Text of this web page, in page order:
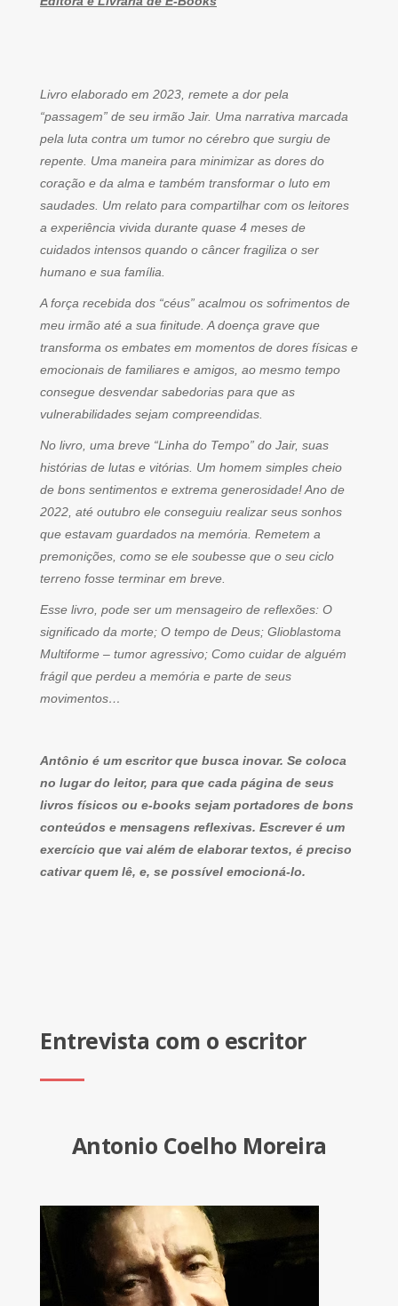
Livro elaborado em 2023, remete a dor pela
“passagem” de seu irmão Jair. Uma narrativa marcada
pela luta contra um tumor no cérebro que surgiu de
repente. Uma maneira para minimizar as dores do
coração e da alma e também transformar o luto em
saudades. Um relato para compartilhar com os leitores
a experiência vivida durante quase 4 meses de
cuidados intensos quando o câncer fragiliza o ser
humano e sua família.
A força recebida dos “céus” acalmou os sofrimentos de
meu irmão até a sua finitude. A doença grave que
transforma os embates em momentos de dores físicas e
emocionais de familiares e amigos, ao mesmo tempo
consegue desvendar sabedorias para que as
vulnerabilidades sejam compreendidas.
No livro, uma breve “Linha do Tempo” do Jair, suas
histórias de lutas e vitórias. Um homem simples cheio
de bons sentimentos e extrema generosidade! Ano de
2022, até outubro ele conseguiu realizar seus sonhos
que estavam guardados na memória. Remetem a
premonições, como se ele soubesse que o seu ciclo
terreno fosse terminar em breve.
Esse livro, pode ser um mensageiro de reflexões: O
significado da morte; O tempo de Deus; Glioblastoma
Multiforme – tumor agressivo; Como cuidar de alguém
frágil que perdeu a memória e parte de seus
movimentos…
Antônio é um escritor que busca inovar. Se coloca
no lugar do leitor, para que cada página de seus
livros físicos ou e-books sejam portadores de bons
conteúdos e mensagens reflexivas. Escrever é um
exercício que vai além de elaborar textos, é preciso
cativar quem lê, e, se possível emocioná-lo.
Entrevista com o escritor
Antonio Coelho Moreira